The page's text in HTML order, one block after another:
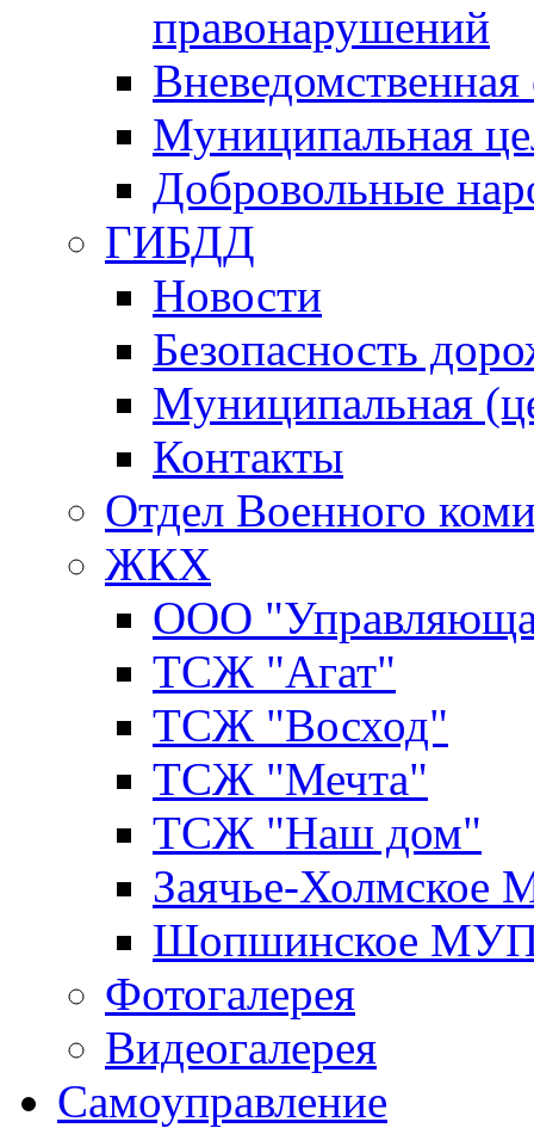
правонарушений
Вневедомственная
Муниципальная
Добровольные
ГИБДД
Новости
Безопасность
Муниципальная
Контакты
Отдел Военного
ЖКХ
ООО
ТСЖ "Агат"
ТСЖ "Восход"
ТСЖ "Мечта"
ТСЖ "Наш дом"
Заячье-
Шопшинское
Фотогалерея
Видеогалерея
Самоуправление